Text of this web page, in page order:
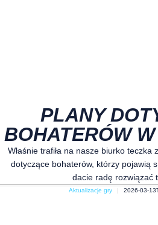
PLANY
BOHATERÓW
Właśnie trafiła na nasze biurko teczka
dotyczące bohaterów, którzy pojawią
dacie radę rozwiązać
Aktualizacje gry 2026-03-